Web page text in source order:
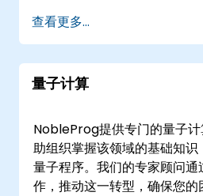
用例。 我们的咨询服务提供远
施。远程咨询通过安全的、
进行，使我们的专家能够直
中工作。现场咨询可以在的您
合作伙伴
查看更多...
量子计算
NobleProg提供专门的量子
助组织掌握该领域的基础知
量子程序。我们的专家顾问
作，推动这一转型，确保您